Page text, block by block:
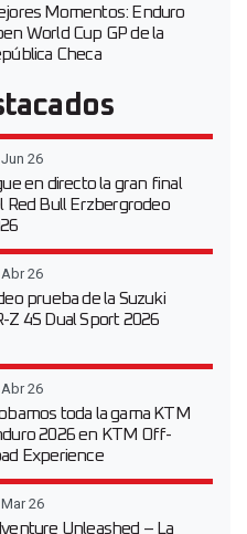
Momentos: Enduro
World Cup GP de la
Checa
26
en directo la gran final
Red Bull Erzbergrodeo
26
prueba de la Suzuki
Z 4S Dual Sport 2026
26
toda la gama KTM
2026 en KTM Off-
Experience
26
Unleashed – La